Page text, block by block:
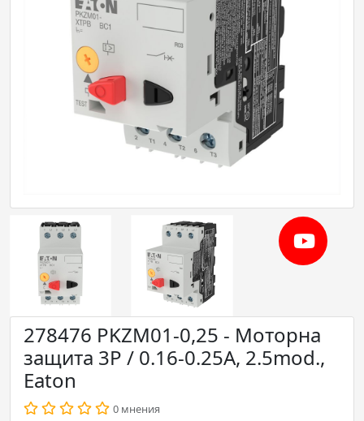
278476 PKZM01-0,25 - Моторна
защита 3P / 0.16-0.25A, 2.5mod.,
Eaton
0 мнения